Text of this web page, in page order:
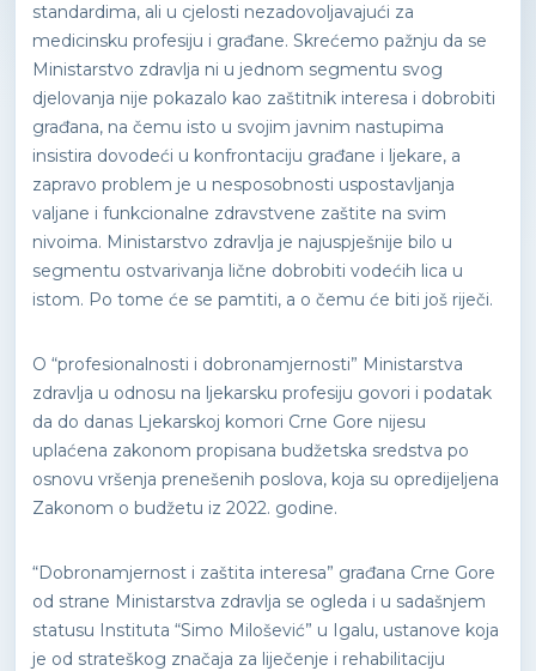
standardima, ali u cjelosti nezadovoljavajući za
medicinsku profesiju i građane. Skrećemo pažnju da se
Ministarstvo zdravlja ni u jednom segmentu svog
djelovanja nije pokazalo kao zaštitnik interesa i dobrobiti
građana, na čemu isto u svojim javnim nastupima
insistira dovodeći u konfrontaciju građane i ljekare, a
zapravo problem je u nesposobnosti uspostavljanja
valjane i funkcionalne zdravstvene zaštite na svim
nivoima. Ministarstvo zdravlja je najuspješnije bilo u
segmentu ostvarivanja lične dobrobiti vodećih lica u
istom. Po tome će se pamtiti, a o čemu će biti još riječi.
O “profesionalnosti i dobronamjernosti” Ministarstva
zdravlja u odnosu na ljekarsku profesiju govori i podatak
da do danas Ljekarskoj komori Crne Gore nijesu
uplaćena zakonom propisana budžetska sredstva po
osnovu vršenja prenešenih poslova, koja su opredijeljena
Zakonom o budžetu iz 2022. godine.
“Dobronamjernost i zaštita interesa” građana Crne Gore
od strane Ministarstva zdravlja se ogleda i u sadašnjem
statusu Instituta “Simo Milošević” u Igalu, ustanove koja
je od strateškog značaja za liječenje i rehabilitaciju